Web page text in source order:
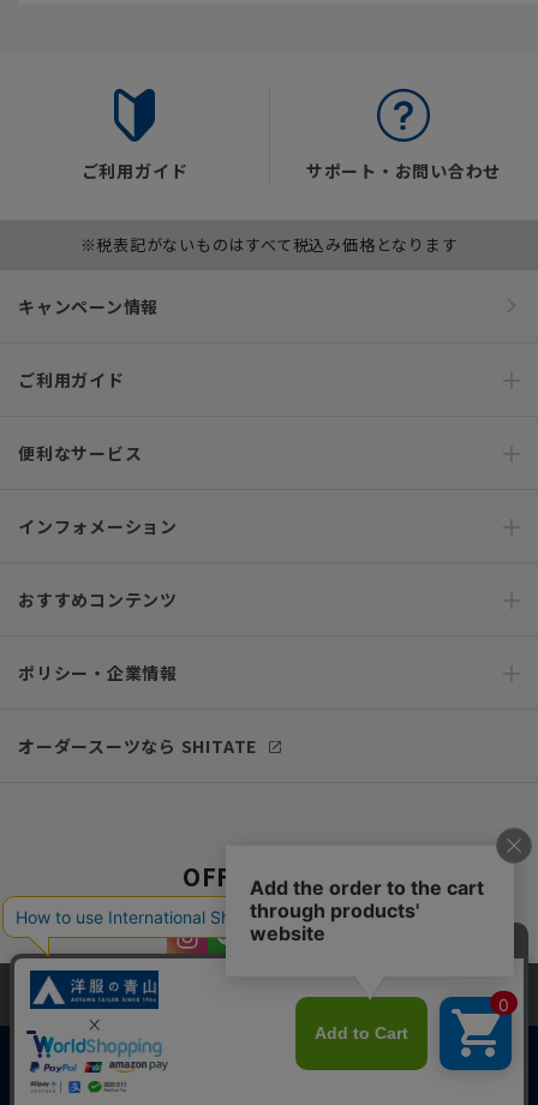
ご利用ガイド サポート・お問い合わせ
※税表記がないものはすべて税込み価格となります
キャンペーン情報
ご利用ガイド
便利なサービス
インフォメーション
おすすめコンテンツ
ポリシー・企業情報
オーダースーツなら SHITATE
OFFICIAL SNS
当サイトでは、快適な閲覧体験とコンテンツ改善のためにCookieを使用
しています。閲覧を続けることで、Cookieの使用に同意したものとみな
します。詳細については